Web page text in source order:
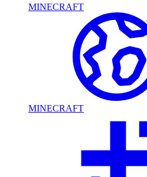
MINECRAFT
MINECRAFT